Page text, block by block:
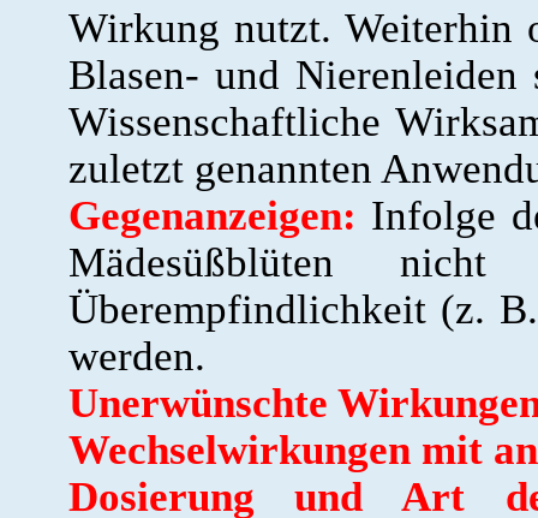
Wirkung nutzt. Weiterhin
Blasen- und
Wissenschaftliche
zuletzt genannten
Gegenanzeigen: Infolge
Mädesüßblüten
Überempfindlichkeit (z.
werden.
Unerwünschte
Wechselwirkungen mit
Dosierung und Art